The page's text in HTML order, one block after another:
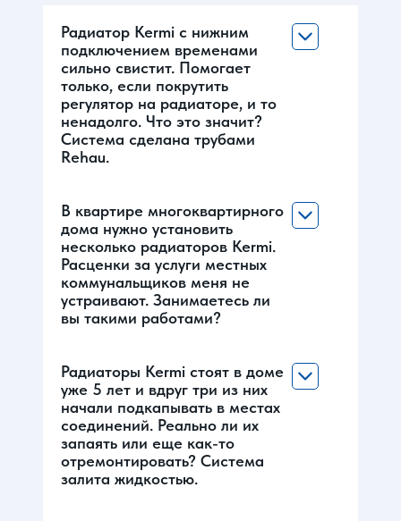
Радиатор Kermi с нижним
подключением временами
сильно свистит. Помогает
только, если покрутить
регулятор на радиаторе, и то
ненадолго. Что это значит?
Система сделана трубами
Rehau.
В квартире многоквартирного
дома нужно установить
несколько радиаторов Kermi.
Расценки за услуги местных
коммунальщиков меня не
устраивают. Занимаетесь ли
вы такими работами?
Радиаторы Kermi стоят в доме
уже 5 лет и вдруг три из них
начали подкапывать в местах
соединений. Реально ли их
запаять или еще как-то
отремонтировать? Система
залита жидкостью.